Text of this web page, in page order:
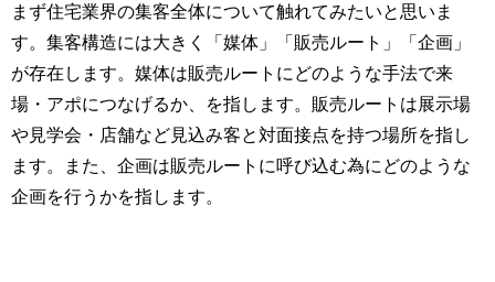
まず住宅業界の集客全体について触れてみたいと思いま
す。集客構造には大きく「媒体」「販売ルート」「企画」
が存在します。媒体は販売ルートにどのような手法で来
場・アポにつなげるか、を指します。販売ルートは展示場
や見学会・店舗など見込み客と対面接点を持つ場所を指し
ます。また、企画は販売ルートに呼び込む為にどのような
企画を行うかを指します。